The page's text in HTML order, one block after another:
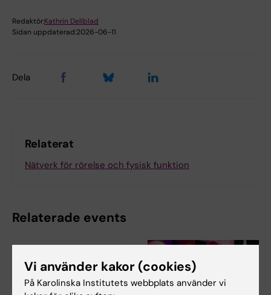
Redaktör:Kathrin Dellblad
Sidan uppdaterad:2026-06-11
Dela
Relaterat
Nätverk för rörelse och fysisk funktion
Relaterade events
Vi använder kakor (cookies)
På Karolinska Institutets webbplats använder vi